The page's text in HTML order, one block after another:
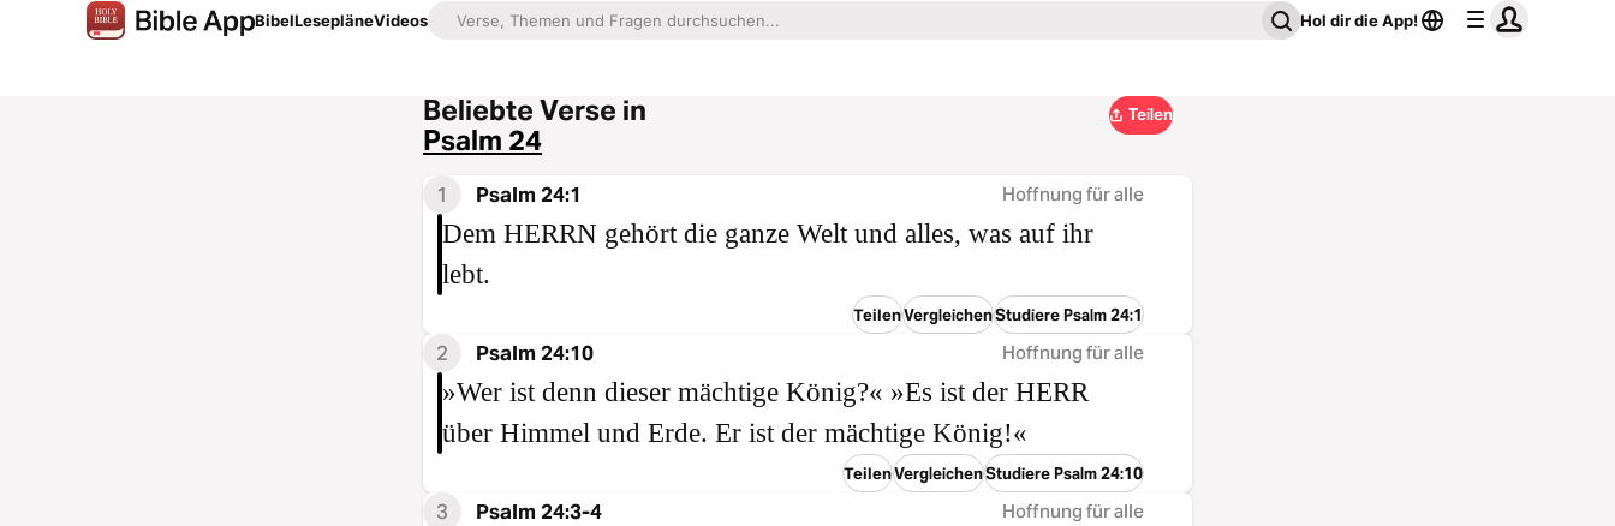
BibelLesepläneVideos Hol dir die App!
Beliebte Verse in
Psalm 24
Teilen
1 Psalm 24:1 Hoffnung für alle
Dem HERRN gehört die ganze Welt und alles, was auf ihr
lebt.
TeilenVergleichenStudiere Psalm 24:1
2 Psalm 24:10 Hoffnung für alle
»Wer ist denn dieser mächtige König?« »Es ist der HERR
über Himmel und Erde. Er ist der mächtige König!«
TeilenVergleichenStudiere Psalm 24:10
3 Psalm 24:3-4 Hoffnung für alle